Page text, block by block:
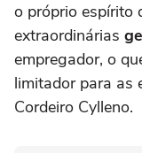
o próprio espírito
extraordinárias
empregador, o
limitador para as
Cordeiro Cylleno.